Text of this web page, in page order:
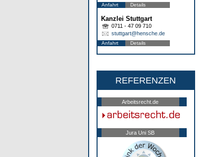
Anfahrt Details
Kanzlei Stuttgart
0711 - 47 09 710
stuttgart@hensche.de
Anfahrt Details
REFERENZEN
Arbeitsrecht.de
Jura Uni SB